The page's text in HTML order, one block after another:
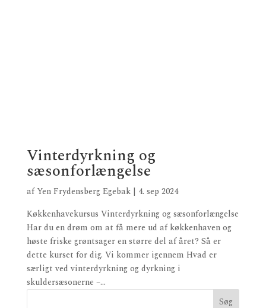
Vinterdyrkning og
sæsonforlængelse
afYen Frydensberg Egebak| 4. sep 2024
Køkkenhavekursus Vinterdyrkning og sæsonforlængelse
Har du en drøm om at få mere ud af køkkenhaven og
høste friske grøntsager en større del af året? Så er
dette kurset for dig. Vi kommer igennem Hvad er
særligt ved vinterdyrkning og dyrkning i
skuldersæsonerne –...